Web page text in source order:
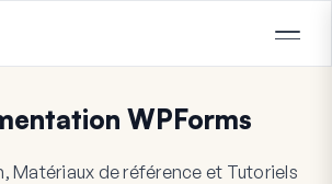
WPForms
Matériaux de référence et Tutoriels